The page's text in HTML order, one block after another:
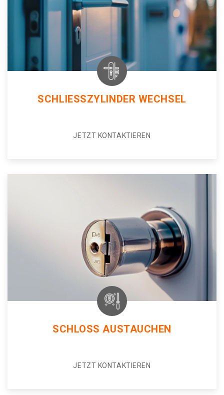
SCHLIESSZYLINDER WECHSEL
JETZT KONTAKTIEREN
SCHLOSS AUSTAUCHEN
JETZT KONTAKTIEREN